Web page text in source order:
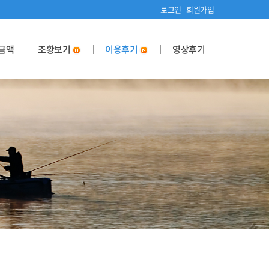
로그인 회원가입
액 조황보기 이용후기 영상후기